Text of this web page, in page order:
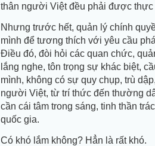
thân người Việt đều phải được thực
Nhưng trước hết, quản lý chính
mình để tương thích với yêu cầu
Điều đó, đòi hỏi các quan chức,
lắng nghe, tôn trọng sự khác biệt,
mình, không có sự quy chụp, trù
người Việt, từ trí thức đến thường
cần cái tâm trong sáng, tinh thần
quốc gia.
Có khó lắm không? Hẳn là rất khó.